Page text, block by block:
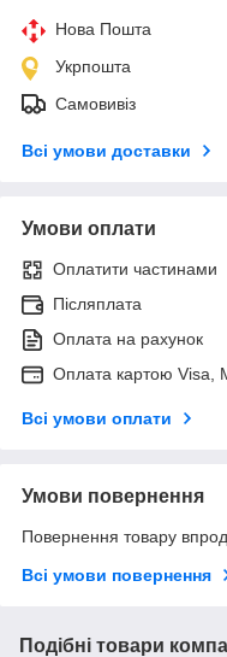
Нова Пошта
Укрпошта
Самовивіз
Всі умови доставки
Умови оплати
Оплатити частинами
Післяплата
Оплата на рахунок
Оплата картою Visa,
Всі умови оплати
Умови повернення
Повернення товару
Всі умови повернення
Подібні товари